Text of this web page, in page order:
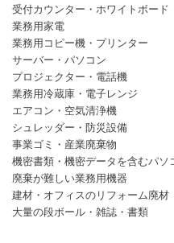
受付カウンター・ホワイトボード
業務用家電
業務用コピー機・プリンター
サーバー・パソコン
プロジェクター・電話機
業務用冷蔵庫・電子レンジ
エアコン・空気清浄機
シュレッダー・防災設備
事業ゴミ・産業廃棄物
機密書類・機密データを含むパソ
廃棄が難しい業務用機器
建材・オフィスのリフォーム廃材
大量の段ボール・雑誌・書類